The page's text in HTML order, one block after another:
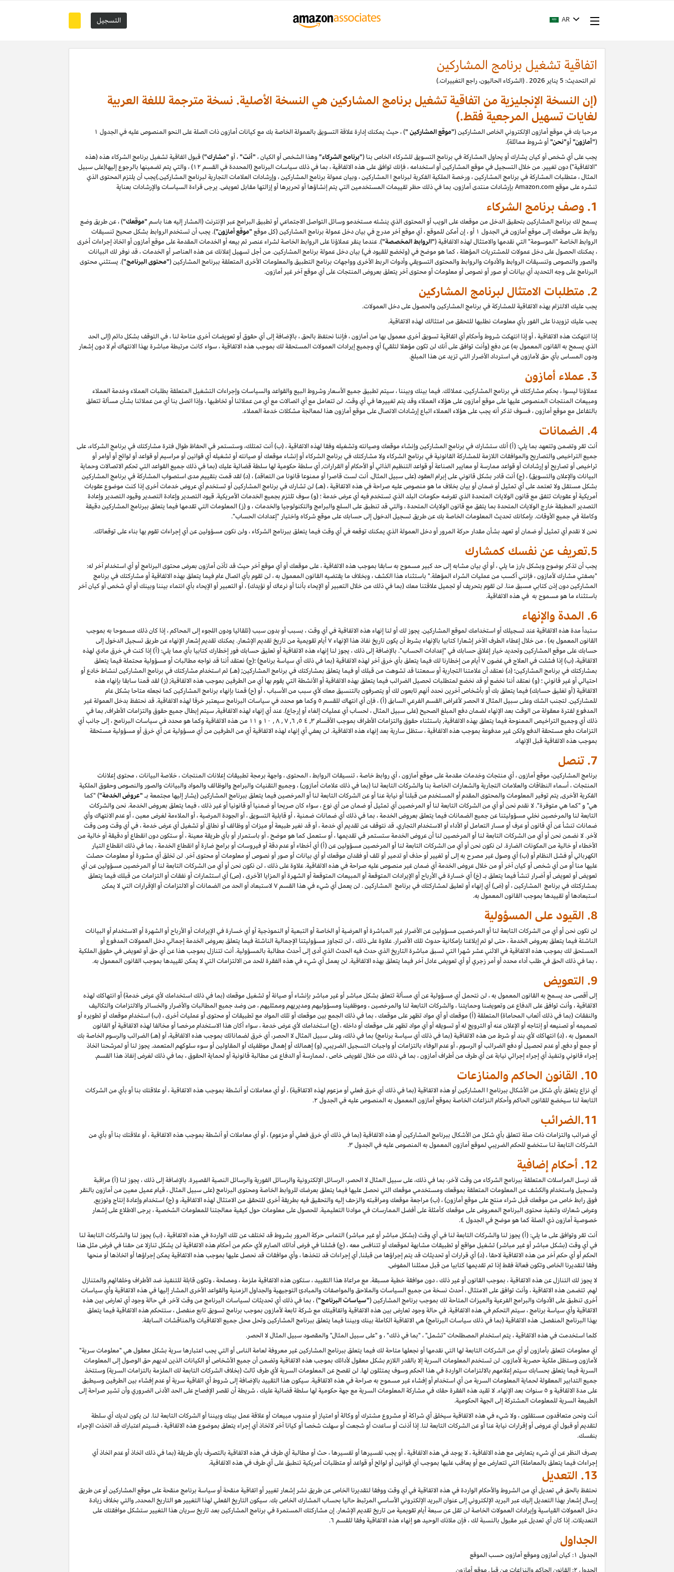
التسجيل AR
اتفاقية تشغيل برنامج المشاركين
تم التحديث: 5 يناير 2026 . (الشركاء الحاليون، راجع التغييرات.)
(إن النسخة الإنجليزية من اتفاقية تشغيل برنامج المشاركين هي النسخة الأصلية. نسخة مترجمة لللغة العربية
لغايات تسهيل المرجعية فقط.)
مرحبا بك في موقع أمازون الإلكتروني الخاص المشاركين ("موقع المشاركين "
) ، حيث يمكنك إدارة علاقة التسويق بالعمولة الخاصة بك مع كيانات أمازون ذات الصلة على النحو المنصوص عليه في الجدول ۱
(
"أمازون"أو"نحن"أو شروط مماثلة).
يجب على أي شخص أو كيان يشارك أو يحاول المشاركة في برنامج التسويق للشركاء الخاص بنا ("برنامج الشركاء"وهذا الشخص أو الكيان ، "أنت"، أو "مشارك") قبول اتفاقية تشغيل برنامج الشركاء هذه (هذه
"الاتفاقية") دون تغيير. من خلال التسجيل في موقع المشاركين أو استخدامه ، فإنك توافق على هذه الاتفاقية ، بما في ذلك سياسات البرنامج (المحددة في القسم ۱۲) ، والتي يتم تضمينها بالرجوع إليها(على سبيل
المثال ، متطلبات المشاركة في برنامج المشاركين ، ورخصة الملكية الفكرية لبرنامج ا المشاركين ، وبيان عمولة برنامج المشاركين ، وإرشادات العلامات التجارية لبرنامج المشاركين.)يجب أن يلتزم المحتوى الذي
تنشره على موقع Amazon.com بإرشادات منتدى أمازون، بما في ذلك حظر تقييمات المستخدمين التي يتم إنشاؤها أو تحريرها أو إزالتها مقابل تعويض. يرجى قراءة السياسات والإرشادات بعناية
1. وصف برنامج الشركاء
يسمح لك برنامج المشاركين بتحقيق الدخل من موقعك على الويب أو المحتوى الذي ينشئه مستخدمو وسائل التواصل الاجتماعي أو تطبيق البرامج عبر الإنترنت (المشار إليه هنا باسم "موقعك") ، عن طريق وضع
روابط على موقعك إلى موقع أمازون في الجدول ۱ أو ، إن أمكن للموقع ، أي موقع آخر مدرج في بيان دخل عمولة برنامج المشاركين (كل موقع
"موقع أمازون"). يجب أن تستخدم الروابط بشكل صحيح تنسيقات
الروابط الخاصة "الموسومة" التي نقدمها والامتثال لهذه الاتفاقية ("الروابط المخصصة"). عندما ينقر عملاؤنا على الروابط الخاصة لشراء عنصر تم بيعه أو الخدمات المقدمة على موقع أمازون أو اتخاذ إجراءات أخرى
، يمكنك الحصول على دخل عمولات للمشتريات المؤهلة ، كما هو موضح في (وتخضع للقيود في) بيان دخل عمولة برنامج المشاركين. من أجل تسهيل إعلانك عن هذه العناصر أو الخدمات ، قد نوفر لك البيانات
والصور والنصوص وتنسيقات الروابط والأدوات والروابط والمحتوى التسويقي وأدوات الربط الأخرى وواجهات برنامج التطبيق والمعلومات الأخرى المتعلقة ببرنامج المشاركين ("محتوى البرنامج"). يستثني محتوى
البرنامج على وجه التحديد أي بيانات أو صور أو نصوص أو معلومات أو محتوى آخر يتعلق بعروض المنتجات على أي موقع آخر غير أمازون.
2. متطلبات الامتثال لبرنامج المشاركين
يجب عليك الالتزام بهذه الاتفاقية للمشاركة في برنامج المشاركين والحصول على دخل العمولات.
يجب عليك تزويدنا على الفور بأي معلومات نطلبها للتحقق من امتثالك لهذه الاتفاقية.
إذا انتهكت هذه الاتفاقية ، أو إذا انتهكت شروط وأحكام أي اتفاقية تسويق أخرى معمول بها من أمازون ، فإننا نحتفظ بالحق ، بالإضافة إلى أي حقوق أو تعويضات أخرى متاحة لنا ، في التوقف بشكل دائم (إلى الحد
الذي يسمح به القانون المعمول به) عن دفع (وأنت توافق على أنك لن تكون مؤهلا لتلقي) أي وجميع إيرادات العمولات المستحقة لك بموجب هذه الاتفاقية ، سواء كانت مرتبطة مباشرة بهذا الانتهاك أم لا دون إشعار
ودون المساس بأي حق لأمازون في استرداد الأضرار التي تزيد عن هذا المبلغ.
3. عملاء أمازون
عملاؤنا ليسوا ، بحكم مشاركتك في برنامج المشاركين، عملائك. فيما بينك وبيننا ، سيتم تطبيق جميع الأسعار وشروط البيع والقواعد والسياسات وإجراءات التشغيل المتعلقة بطلبات العملاء وخدمة العملاء
ومبيعات المنتجات المنصوص عليها على موقع أمازون على هؤلاء العملاء وقد يتم تغييرها في أي وقت. لن تتعامل مع أي اتصالات مع أي من عملائنا أو تخاطبها ، وإذا اتصل بنا أي من عملائنا بشأن مسألة تتعلق
بالتفاعل مع موقع أمازون ، فسوف تذكر أنه يجب على هؤلاء العملاء اتباع إرشادات الاتصال على موقع أمازون هذا لمعالجة مشكلات خدمة العملاء.
4. الضمانات
أنت تقر وتضمن وتتعهد بما يلي: (أ) أنك ستشارك في برنامج المشاركين وإنشاء موقعك وصيانته وتشغيله وفقا لهذه الاتفاقية ، (ب) أنت تمتلك، وستستمر في الحفاظ طوال فترة مشاركتك في برنامج الشركاء، على
جميع التراخيص والتصاريح والموافقات اللازمة للمشاركة القانونية في برنامج الشركاء ولا مشاركتك في برنامج الشركاء أو إنشاء موقعك أو صيانته أو تشغيله أي قوانين أو مراسيم أو قواعد أو لوائح أو أوامر أو
تراخيص أو تصاريح أو إرشادات أو قواعد ممارسة أو معايير الصناعة أو قواعد التنظيم الذاتي أو الأحكام أو القرارات, أي سلطة حكومية لها سلطة قضائية عليك (بما في ذلك جميع القواعد التي تحكم الاتصالات وحماية
البيانات والإعلان والتسويق) ، (ج) أنت قادر بشكل قانوني على إبرام العقود (على سبيل المثال. أنت لست قاصرا أو ممنوعا قانونا من التعاقد) ، (د) لقد قمت بتقييم مدى استصواب المشاركة في برنامج المشاركين
بشكل مستقل ولا تعتمد على أي تمثيل أو ضمان أو بيان بخلاف ما هو منصوص عليه صراحة في هذه الاتفاقية ، (هـ) لن تشارك في برنامج المشاركين أو تستخدم أي عروض خدمات أخرى إذا كنت موضوع عقوبات
أمريكية أو عقوبات تتفق مع قانون الولايات المتحدة الذي تفرضه حكومات البلد الذي تستخدم فيه أي عرض خدمة ؛ (و) سوف تلتزم بجميع الخدمات الأمريكية. قيود التصدير وإعادة التصدير وقيود التصدير وإعادة
التصدير المطبقة خارج الولايات المتحدة بما يتفق مع قانون الولايات المتحدة ، والتي قد تنطبق على السلع والبرامج والتكنولوجيا والخدمات ، و (ز) المعلومات التي تقدمها فيما يتعلق ببرنامج المشاركين دقيقة
وكاملة في جميع الأوقات. بإمكانك تحديث المعلومات الخاصة بك عن طريق تسجيل الدخول إلى حسابك على موقع شركاه واختيار "إعدادات الحساب".
نحن لا نقدم أي تمثيل أو ضمان أو تعهد بشأن مقدار حركة المرور أو دخل العمولة الذي يمكنك توقعه في أي وقت فيما يتعلق ببرنامج الشركاء ، ولن نكون مسؤولين عن أي إجراءات تقوم بها بناء على توقعاتك.
5. تعريف عن نفسك كمشارك
يجب أن تذكر بوضوح وبشكل بارز ما يلي ، أو أي بيان مشابه إلى حد كبير مسموح به سابقا بموجب هذه الاتفاقية ، على موقعك أو أي موقع آخر حيث قد تأذن أمازون بعرض محتوى البرنامج أو أي استخدام آخر له:
"بصفتي مشارك لأمازون ، فإنني أكسب من عمليات الشراء المؤهلة." باستثناء هذا الكشف ، وبخلاف ما يقتضيه القانون المعمول به ، لن تقوم بأي اتصال عام فيما يتعلق بهذه الاتفاقية أو مشاركتك في برنامج
المشاركين دون إذن كتابي مسبق منا. لن تقوم بتحريف أو تجميل علاقتنا معك (بما في ذلك من خلال التعبير أو الإيحاء بأننا أو نرعاك أو نؤيدك) ، أو التعبير أو الإيحاء بأي انتماء بيننا وبينك أو أي شخص أو كيان آخر
باستثناء ما هو مسموح به في هذه الاتفاقية.
6. المدة والإنهاء
ستبدأ مدة هذه الاتفاقية عند تسجيلك أو استخدامك لموقع المشاركين. يجوز لك أو لنا إنهاء هذه الاتفاقية في أي وقت ، بسبب أو بدون سبب (تلقائيا ودون اللجوء إلى المحاكم ، إذا كان ذلك مسموحا به بموجب
القانون المعمول به) ، من خلال إعطاء الطرف الآخر إشعارا كتابيا بالإنهاء بشرط أن يكون تاريخ نفاذ هذا الإنهاء ۷ أيام تقويمية من تاريخ تقديم الإشعار. يمكنك تقديم إشعار الإنهاء عن طريق تسجيل الدخول إلى
حسابك على موقع المشاركين وتحديد خيار إغلاق حسابك في "إعدادات الحساب". بالإضافة إلى ذلك ، يجوز لنا إنهاء هذه الاتفاقية أو تعليق حسابك فور إخطارك كتابيا بأي مما يلي: (أ) إذا كنت في خرق مادي لهذه
الاتفاقية، (ب) إذا فشلت في العلاج في غضون ۷ أيام من إخطارنا لك فيما يتعلق بأي خرق آخر لهذه الاتفاقية (بما في ذلك أي سياسة برنامج) ؛(ج) نعتقد أننا قد نواجه مطالبات أو مسؤولية محتملة فيما يتعلق
بمشاركتك في برنامج المشاركين؛ (د) نعتقد أن علامتنا التجارية أو سمعتنا قد تشوهت من قبلك أو فيما يتعلق بمشاركتك في برنامج المشاركين; (هـ) تم استخدام مشاركتك في برنامج المشاركين لنشاط خادع أو
احتيالي أو غير قانوني ؛ (و) نعتقد أننا نخضع أو قد نخضع لمتطلبات تحصيل الضرائب فيما يتعلق بهذه الاتفاقية أو الأنشطة التي يقوم بها أي من الطرفين بموجب هذه الاتفاقية; (ز) لقد قمنا سابقا بإنهاء هذه
الاتفاقية (أو تغليق حسابك) فيما يتعلق بك أو بأشخاص آخرين نحدد أنهم تابعون لك أو يتصرفون بالتنسيق معك لأي سبب من الأسباب ، أو (ح) قمنا بإنهاء برنامج المشاركين كما نجعله متاحا بشكل عام
للمشاركين. لتجنب الشك وعلى سبيل المثال لا الحصر لأغراض القسم الفرعي السابق (أ) ، فإن أي انتهاك للقسم ٥ وكما هو محدد في سياسات البرنامج سيعتبر خرقا لهذه الاتفاقية. قد نحتفظ بدخل العمولة غير
المدفوع لفترة معقولة من الوقت بعد الإنهاء لضمان دفع المبلغ الصحيح (على سبيل المثال ، لحساب أي عمليات إلغاء أو إرجاع). عند أي إنهاء لهذه الاتفاقية, سيتم إبطال جميع حقوق والتزامات الأطراف, بما في
ذلك أي وجميع التراخيص الممنوحة فيما يتعلق بهذه الاتفاقية, باستثناء حقوق والتزامات الأطراف بموجب الأقسام ۳, ٤ ٥, ٦, ۷ , ۸ , ۱۰ و ۱۱ من هذه الاتفاقية وكما هو محدد في سياسات البرنامج ، إلى جانب أي
التزامات دفع مستحقة الدفع ولكن غير مدفوعة بموجب هذه الاتفاقية ، ستظل سارية بعد إنهاء هذه الاتفاقية. لن يعفي أي إنهاء لهذه الاتفاقية أي من الطرفين من أي مسؤولية عن أي خرق أو مسؤولية مستحقة
بموجب هذه الاتفاقية قبل الإنهاء.
7. تنصل
برنامج المشاركين، موقع أمازون ، أي منتجات وخدمات مقدمة على موقع أمازون ، أي روابط خاصة ، تنسيقات الروابط ، المحتوى ، واجهة برمجة تطبيقات إعلانات المنتجات ، خلاصة البيانات ، محتوى إعلانات
المنتجات ، أسماء النطاقات والعلامات التجارية والشعارات الخاصة بنا والشركات التابعة لنا (بما في ذلك علامات أمازون) ، وجميع التقنيات والبرامج والوظائف والمواد والبيانات والصور والنصوص وحقوق الملكية
الفكرية الأخرى, يتم توفير المعلومات والمحتوى المقدم أو المستخدم من قبلنا أو نيابة عنا أو عن الشركات التابعة لنا أو المرخصين فيما يتعلق ببرنامج المشاركين (يشار إليها مجتمعة بـ"عروض الخدمة") "كما
هي" و "كما هي متوفرة". لا نقدم نحن أو أي من الشركات التابعة لنا أو المرخصين أي تمثيل أو ضمان من أي نوع ، سواء كان صريحا أو ضمنيا أو قانونيا أو غير ذلك ، فيما يتعلق بعروض الخدمة. نحن والشركات
التابعة لنا والمرخصين نخلي مسؤوليتنا عن جميع الضمانات فيما يتعلق بعروض الخدمة ، بما في ذلك أي ضمانات ضمنية ، أو قابلية التسويق ، أو الجودة المرضية ، أو الملاءمة لغرض معين ، أو عدم الانتهاك وأي
ضمانات تنشأ عن أي قانون أو عرف أو مسار التعامل أو الأداء أو الاستخدام التجاري. قد نتوقف عن تقديم أي خدمة ، أو قد نغير طبيعة أو ميزات أو وظائف أو نطاق أو تشغيل أي عرض خدمة ، في أي وقت ومن وقت
لآخر. لا نضمن نحن أو أي من الشركات التابعة لنا أو المرخصين لنا أن عروض الخدمة ستستمر في تقديمها ، أو ستعمل كما هو موضح ، أو باستمرار أو بأي طريقة معينة ، أو ستكون دون انقطاع أو دقيقة أو خالية من
الأخطاء أو خالية من المكونات الضارة. لن نكون نحن أو أي من الشركات التابعة لنا أو المرخصين مسؤولين عن (أ) أي أخطاء أو عدم دقة أو فيروسات أو برامج ضارة أو انقطاع الخدمة ، بما في ذلك انقطاع التيار
الكهربائي أو فشل النظام أو (ب) أي وصول غير مصرح به إلى أو تغيير أو حذف أو تدمير أو تلف أو فقدان موقعك أو أي بيانات أو صور أو نصوص أو معلومات أو محتوى آخر. لن تخلق أي مشورة أو معلومات حصلت
عليها منا أو من أي شخص أو كيان آخر أو من خلال عروض الخدمة أي ضمان غير منصوص عليه صراحة في هذه الاتفاقية. علاوة على ذلك ، لن نكون نحن أو أي من الشركات التابعة لنا أو المرخصين مسؤولين عن أي
تعويض أو تعويض أو أضرار تنشأ فيما يتعلق بـ (خ) أي خسارة في الأرباح أو الإيرادات المتوقعة أو المبيعات المتوقعة أو الشهرة أو المزايا الأخرى ، (ص) أي استثمارات أو نفقات أو التزامات من قبلك فيما يتعلق
بمشاركتك في برنامج المشاركين ، أو (ض) أي إنهاء أو تعليق لمشاركتك في برنامج المشاركين . لن يعمل أي شيء في هذا القسم ۷ لاستبعاد أو الحد من الضمانات أو الالتزامات أو الإقرارات التي لا يمكن
استبعادها أو تقييدها بموجب القانون المعمول به.
8. القيود على المسؤولية
لن نكون نحن أو أي من الشركات التابعة لنا أو المرخصين مسؤولين عن الأضرار غير المباشرة أو العرضية أو الخاصة أو التبعية أو النموذجية أو أي خسارة في الإيرادات أو الأرباح أو الشهرة أو الاستخدام أو البيانات
الناشئة فيما يتعلق بعروض الخدمة ، حتى لو تم إبلاغنا بإمكانية حدوث تلك الأضرار. علاوة على ذلك ، لن تتجاوز مسؤوليتنا الإجمالية الناشئة فيما يتعلق بعروض الخدمة إجمالي دخل العمولات المدفوع أو
المستحق لك بموجب هذه الاتفاقية في الاثني عشر شهرا التي تسبق مباشرة التاريخ الذي حدث فيه الحدث الذي أدى إلى أحدث مطالبة بالمسؤولية. أنت تتنازل بموجب هذا عن أي حق أو تعويض في حقوق الملكية
، بما في ذلك الحق في طلب أداء محدد أو أمر زجري أو أي تعويض عادل آخر فيما يتعلق بهذه الاتفاقية. لن يعمل أي شيء في هذه الفقرة للحد من الالتزامات التي لا يمكن تقييدها بموجب القانون المعمول به.
9. التعويض
إلى أقصى حد يسمح به القانون المعمول به ، لن نتحمل أي مسؤولية عن أي مسألة تتعلق بشكل مباشر أو غير مباشر بإنشاء أو صيانة أو تشغيل موقعك (بما في ذلك استخدامك لأي عرض خدمة) أو انتهاكك لهذه
الاتفاقية ، وأنت توافق على الدفاع عن وتعويضنا وحمايتنا ، والشركات التابعة لنا والمرخصين ، وموظفينا ومسؤوليهم ومديريهم وممثليهم ، من وضد جميع المطالبات والأضرار والخسائر والالتزامات والتكاليف
والنفقات (بما في ذلك أتعاب المحاماة) المتعلقة (أ) موقعك أو أي مواد تظهر على موقعك ، بما في ذلك الجمع بين موقعك أو تلك المواد مع تطبيقات أو محتوى أو عمليات أخرى ، (ب) استخدام موقعك أو تطويره أو
تصميمه أو تصنيعه أو إنتاجه أو الإعلان عنه أو الترويج له أو تسويقه أو أي مواد تظهر على موقعك أو داخله ، (ج) استخدامك لأي عرض خدمة ، سواء أكان هذا الاستخدام مرخصا أو مخالفا لهذه الاتفاقية أو القانون
المعمول به ، (د) انتهاكك لأي بند أو شرط من هذه الاتفاقية (بما في ذلك أي سياسة برنامج) بما في ذلك، وعلى سبيل المثال لا الحصر، أي خرق لضماناتك بموجب هذه الاتفاقية، أو (هـ) الضرائب والرسوم الخاصة بك
أو جمع أو دفع, أو عدم تحصيل أو دفع الضرائب أو الرسوم ، أو عدم الوفاء بالتزامات أو واجبات التسجيل الضريبي, (و) إهمالك أو إهمال موظفيك أو المقاولين أو سوء سلوكهم المتعمد. يجوز لنا أو لمرشحنا اتخاذ
إجراء قانوني وتنفيذ أي إجراء إجرائي نيابة عن أي طرف من أطراف أمازون ، بما في ذلك من خلال تفويض خاص ، لممارسة أو الدفاع عن مطالبة قانونية أو لحماية الحقوق ، بما في ذلك لغرض إنفاذ هذا القسم.
10. القانون الحاكم والمنازعات
أي نزاع يتعلق بأي شكل من الأشكال ببرنامج ا المشاركين أو هذه الاتفاقية (بما في ذلك أي خرق فعلي أو مزعوم لهذه الاتفاقية) ، أو أي معاملات أو أنشطة بموجب هذه الاتفاقية ، أو علاقتك بنا أو بأي من الشركات
التابعة لنا سيخضع للقانون الحاكم وأحكام النزاعات الخاصة بموقع أمازون المعمول به المنصوص عليه في الجدول ۲.
11. الضرائب
أي ضرائب والتزامات ذات صلة تتعلق بأي شكل من الأشكال ببرنامج المشاركينأو هذه الاتفاقية (بما في ذلك أي خرق فعلي أو مزعوم) ، أو أي معاملات أو أنشطة بموجب هذه الاتفاقية ، أو علاقتك بنا أو بأي من
الشركات التابعة لنا ستخضع للحكم الضريبي لموقع أمازون المعمول به المنصوص عليه في الجدول ۳.
12. أحكام إضافية
قد نرسل المراسلات المتعلقة ببرنامج الشركاء من وقت لآخر، بما في ذلك، على سبيل المثال لا الحصر، الرسائل الإلكترونية والرسائل الفورية والرسائل النصية القصيرة. بالإضافة إلى ذلك ، يجوز لنا (أ) مراقبة
وتسجيل واستخدام والكشف عن المعلومات المتعلقة بموقعك ومستخدمي موقعك التي نحصل عليها فيما يتعلق بعرضك للروابط الخاصة ومحتوى البرنامج (على سبيل المثال ، قيام عميل معين من أمازون بالنقر
فوق رابط خاص من موقعك قبل شراء منتج على موقع أمازون) ، (ب) مراجعة موقعك ومراقبته والزحف إليه والتحقيق فيه بطريقة أخرى للتحقق من الامتثال لهذه الاتفاقية، و (ج) استخدام وإعادة إنتاج وتوزيع,
وعرض شعارك وتنفيذ محتوى البرنامج المعروض على موقعك كأمثلة على أفضل الممارسات في موادنا التعليمية. للحصول على معلومات حول كيفية معالجتنا للمعلومات الشخصية ، يرجى الاطلاع على إشعار
خصوصية أمازون ذي الصلة كما هو موضح في الجدول ٤.
أنت تقر وتوافق على ما يلي: (أ) يجوز لنا والشركات التابعة لنا في أي وقت (بشكل مباشر أو غير مباشر) التماس حركة المرور بشروط قد تختلف عن تلك الواردة في هذه الاتفاقية ، (ب) يجوز لنا والشركات التابعة لنا
في أي وقت (بشكل مباشر أو غير مباشر) تشغيل مواقع أو تطبيقات مشابهة لموقعك أو تتنافس معه ، (ج) فشلنا في فرض أدائك الصارم لأي حكم من أحكام هذه الاتفاقية لن يشكل تنازلا عن حقنا في فرض مثل هذا
الحكم أو أي حكم آخر من هذه الاتفاقية لاحقا ، (د) أي قرارات أو تحديثات قد يتم إجراؤها من قبلنا, أي إجراءات قد نتخذها ، وأي موافقات قد نحصل عليها بموجب هذه الاتفاقية يمكن إجراؤها أو اتخاذها أو منحها
وفقا لتقديرنا الخاص وتكون فعالة فقط إذا تم تقديمها كتابيا من قبل ممثلنا المفوض.
لا يجوز لك التنازل عن هذه الاتفاقية ، بموجب القانون أو غير ذلك ، دون موافقة خطية مسبقة. مع مراعاة هذا التقييد ، ستكون هذه الاتفاقية ملزمة ، ومصلحة ، وتكون قابلة للتنفيذ ضد الأطراف وخلفائهم والمتنازل
لهم. تتضمن هذه الاتفاقية ، وأنت توافق على الامتثال ، أحدث نسخة من جميع السياسات والملاحق والمواصفات والمبادئ التوجيهية والجداول الزمنية والقواعد الأخرى المشار إليها في هذه الاتفاقية وأي سياسات
أخرى تنطبق على الأدوات والبرامج الفرعية والميزات المتاحة لك بموجب برنامج المشاركين ("سياسات البرنامج") ، بما في ذلك أي تحديثات لسياسات البرنامج من وقت لآخر. في حالة وجود أي تعارض بين هذه
الاتفاقية وأي سياسة برنامج ، سيتم التحكم في هذه الاتفاقية. في حالة وجود تعارض بين هذه الاتفاقية واتفاقيتك مع شركة تابعة لأمازون بموجب برنامج تسويق تابع منفصل ، ستتحكم هذه الاتفاقية فيما يتعلق
بهذا البرنامج المنفصل. هذه الاتفاقية (بما في ذلك سياسات البرنامج) هي الاتفاقية الكاملة بينك وبيننا فيما يتعلق ببرنامج المشاركين وتحل محل جميع الاتفاقيات والمناقشات السابقة.
كلما استخدمت في هذه الاتفاقية ، يتم استخدام المصطلحات "تشمل" ، "بما في ذلك" ، و "على سبيل المثال" والمقصود سبيل المثال لا الحصر.
أي معلومات تتعلق بأمازون أو أي من الشركات التابعة لها التي نقدمها أو نجعلها متاحة لك فيما يتعلق ببرنامج المشاركين غير معروفة لعامة الناس أو التي يجب اعتبارها سرية بشكل معقول هي "معلومات سرية"
لأمازون وستظل ملكية حصرية لأمازون. لن تستخدم المعلومات السرية إلا بالقدر اللازم بشكل معقول لأدائك بموجب هذه الاتفاقية وتضمن أن جميع الأشخاص أو الكيانات الذين لديهم حق الوصول إلى المعلومات
السرية فيما يتعلق بحسابك سيتم إعلامهم بالالتزامات الواردة في هذا الحكم وسوف يمتثلون لها. لن تفصح عن المعلومات السرية لأي طرف ثالث (بخلاف الشركات التابعة لك الملزمة بالتزامات السرية) وستتخذ
جميع التدابير المعقولة لحماية المعلومات السرية من أي استخدام أو إفشاء غير مسموح به صراحة في هذه الاتفاقية. سيكون هذا التقييد بالإضافة إلى شروط أي اتفاقية سرية أو عدم إفشاء بين الطرفين وسيطبق
على مدة الاتفاقية و ٥ سنوات بعد الإنهاء. لا تقيد هذه الفقرة حقك في مشاركة المعلومات السرية مع جهة حكومية لها سلطة قضائية عليك ، شريطة أن تقصر الإفصاح على الحد الأدنى الضروري وأن تشير صراحة إلى
الطبيعة السرية للمعلومات المشتركة إلى الجهة الحكومية.
أنت ونحن متعاقدون مستقلون ، ولا شيء في هذه الاتفاقية سيخلق أي شراكة أو مشروع مشترك أو وكالة أو امتياز أو مندوب مبيعات أو علاقة عمل بينك وبيننا أو الشركات التابعة لنا. لن يكون لديك أي سلطة
لتقديم أو قبول أي عروض أو إقرارات نيابة عنا أو عن الشركات التابعة لنا. إذا أذنت أو ساعدت أو شجعت أو سهلت شخصا أو كيانا آخر لاتخاذ أي إجراء يتعلق بموضوع هذه الاتفاقية ، فسيتم اعتبارك قد اتخذت الإجراء
بنفسك.
بصرف النظر عن أي شيء يتعارض مع هذه الاتفاقية ، لا يوجد في هذه الاتفاقية ، أو يجب تفسيرها أو تفسيرها ، حث أو مطالبة أي طرف في هذه الاتفاقية بالتصرف بأي طريقة (بما في ذلك اتخاذ أو عدم اتخاذ أي
إجراءات فيما يتعلق بالمعاملة) التي تتعارض مع أو يعاقب عليها بموجب أي قوانين أو لوائح أو قواعد أو متطلبات أمريكية تنطبق على أي طرف في هذه الاتفاقية.
13. التعديل
نحتفظ بالحق في تعديل أي من الشروط والأحكام الواردة في هذه الاتفاقية في أي وقت ووفقا لتقديرنا الخاص عن طريق نشر إشعار تغيير أو اتفاقية منقحة أو سياسة برنامج منقحة على موقع المشاركين أو عن طريق
إرسال إشعار بهذا التعديل إليك عبر البريد الإلكتروني إلى عنوان البريد الإلكتروني الأساسي المرتبط حاليا بحساب المشارك الخاص بك. سيكون التاريخ الفعلي لهذا التغيير هو التاريخ المحدد, والتي بخلاف زيادة
دخل العمولات القياسية وإيرادات العمولات الخاصة لن تقل عن سبعة أيام تقويمية من تاريخ تقديم الإشعار. إن مشاركتك المستمرة في برنامج المشاركين بعد تاريخ سريان هذا التغيير ستشكل موافقتك على
التعديلات. إذا كان أي تعديل غير مقبول بالنسبة لك ، فإن ملاذك الوحيد هو إنهاء هذه الاتفاقية وفقا للقسم ٦.
الجداول
الجدول ۱: كيان أمازون وموقع أمازون حسب الموقع
الجدول ۲: القانون الحاكم والنزاعات من قبل موقع أمازون